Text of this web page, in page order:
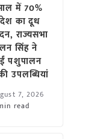
में 70%
का दूध
राज्यसभा
सिंह ने
पशुपालन
की उपलब्धियां
7, 2026
read